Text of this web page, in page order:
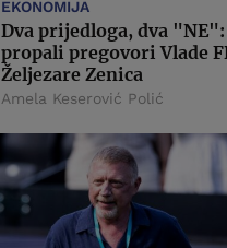
EKONOMIJA
Dva prijedloga, dva "NE":
propali pregovori Vlade
Željezare Zenica
Amela Keserović Polić